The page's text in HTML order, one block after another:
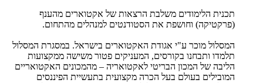
תכנית הלימודים משלבת הרצאות של אקטוארים מהענף
(פרקטיקה) וחושפת את הסטודנטים למנהלים מהתחום.
המסלול מוכר ע"י אגודת האקטוארים בישראל. במסגרת המסלול
תלמדו ותבחנו בקורסים, המעניקים פטור משישה ממקצועות
הליבה של המכון הבריטי לאקטואריה – מהמכונים האקטואריים
המובילים בעולם בעל הכרה מקצועית בתעשיית הפיננסים